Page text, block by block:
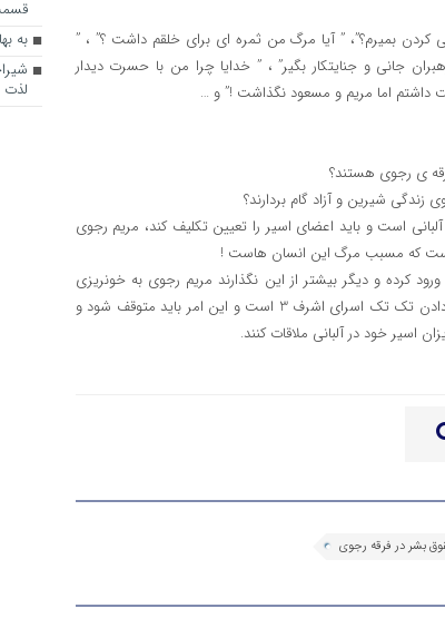
بمیرم؟”، ” آیا مرگ من ثمره ای برای خلقم داشت ؟” ، ”
جانی و جنایتکار بگیر” ، ” خدایا چرا من با حسرت دیدار
داشتم اما مریم و مسعود نگذاشت !” و …
ی رجوی هستند؟
زندگی شیرین و آزاد گام بردارند؟
است و باید اعضای اسیر را تعیین تکلیف کند، مریم رجوی
که مسبب مرگ این انسان هاست !
کرده و دیگر بیشتر از این نگذارند مریم رجوی به خونریزی
هایش ادامه دهد! این رهبر فرقه ای در صدد به کشتن دادن تک تک اسرای اشرف 3 است و این امر باید متوقف شود و
اسیر خود در آلبانی ملاقات کنند.
بشر در فرقه رجوی
به
لذت